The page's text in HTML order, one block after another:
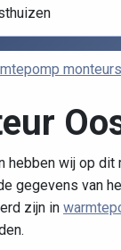
hebben wij op
gegevens van
zijn in